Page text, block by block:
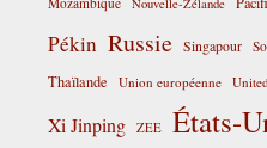
Nouvelle-Zélande
Pékin Russie Singapour
Thaïlande Union européenne
Xi Jinping ZEE États-